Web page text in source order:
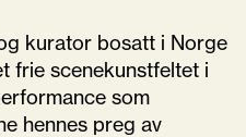
kurator bosatt i Norge
frie scenekunstfeltet i
som
hennes preg av